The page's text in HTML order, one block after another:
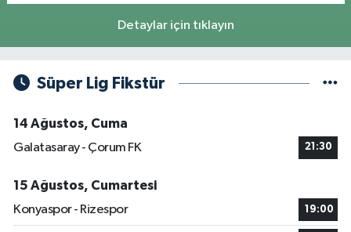
Detaylar için tıklayın
Süper Lig Fikstür
14 Ağustos, Cuma
Galatasaray - Çorum FK
21:30
15 Ağustos, Cumartesi
Konyaspor - Rizespor
19:00